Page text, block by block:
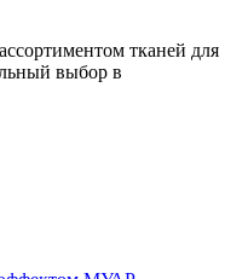
тканей для
выбор в